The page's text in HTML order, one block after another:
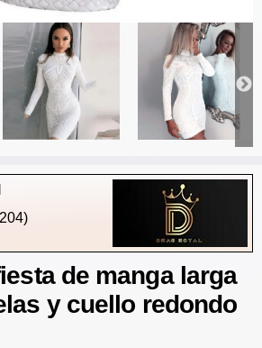
de manga larga
y cuello redondo